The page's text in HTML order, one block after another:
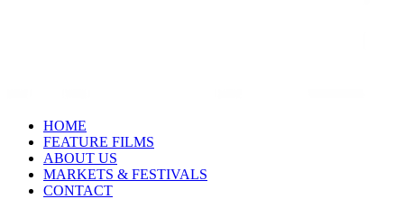
HOME
FEATURE FILMS
ABOUT US
MARKETS & FESTIVALS
CONTACT